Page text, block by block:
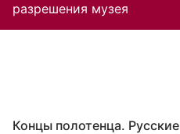
разрешения музея
Концы полотенца. Русские